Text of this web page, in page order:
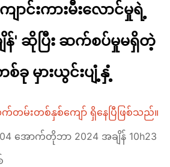
ောင်းကားမီးလောင်မှုရဲ့
န်' ဆိုပြီး ဆက်စပ်မှုမရှိတဲ့
ခု မှားယွင်းပျံ့နှံ့
မ်းတစ်နှစ်ကျော် ရှိနေပြီဖြစ်သည်။
အောက်တိုဘာ 2024 အချိန် 10h23